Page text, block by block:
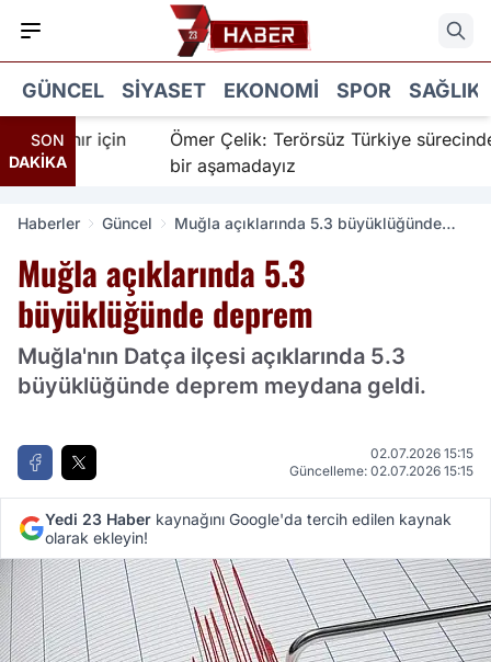
GÜNCEL SIYASET EKONOMI SPOR SAĞLIK
SON
DAKİKA
İnanır için
Ömer Çelik: Terörsüz Türkiye sürecinde
bir aşamadayız
Haberler Güncel
Muğla açıklarında 5.3 büyüklüğünde
Muğla açıklarında 5.3
büyüklüğünde deprem
Muğla'nın Datça ilçesi açıklarında 5.3
büyüklüğünde deprem meydana geldi.
02.07.2026 15:15
Güncelleme: 02.07.2026 15:15
Yedi 23 Haber kaynağını Google'da tercih edilen kaynak
olarak ekleyin!